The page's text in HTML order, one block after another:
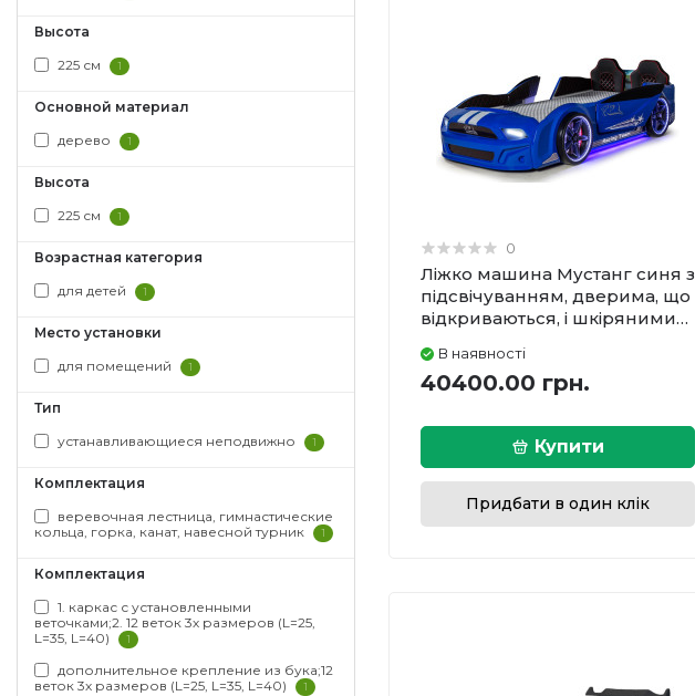
Высота
225 см 1
Основной материал
дерево 1
Высота
225 см 1
Возрастная категория
для детей 1
Место установки
для помещений 1
Тип
устанавливающиеся неподвижно 1
Комплектация
веревочная лестница, гимнастические
кольца, горка, канат, навесной турник
1
Комплектация
1. каркас с установленными
веточками;2. 12 веток 3х размеров (L=25,
L=35, L=40)
1
дополнительное крепление из бука;12
веток 3х размеров (L=25, L=35, L=40)
1
0
Ліжко машина Мустанг синя з
підсвічуванням, дверима, що
відкриваються, і шкіряними
В наявності
40400.00 грн.
Купити
Придбати в один клік